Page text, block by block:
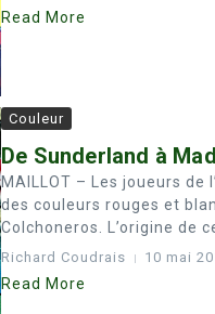
Read More
Couleur
De Sunderland à
MAILLOT – Les joueurs
des couleurs rouges et
Colchoneros. L’origine de
Richard Coudrais 10 mai
Read More